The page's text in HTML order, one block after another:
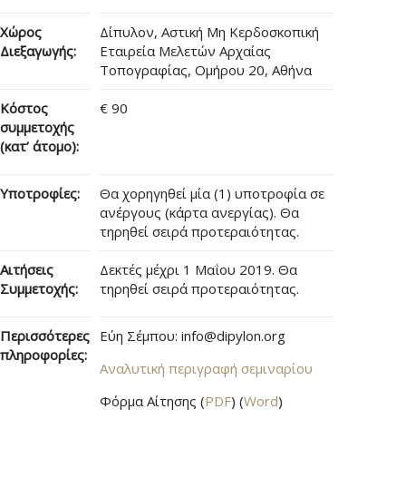
Χώρος
Διεξαγωγής:
Δίπυλον, Αστική Μη Κερδοσκοπική
Εταιρεία Μελετών Αρχαίας
Τοπογραφίας, Ομήρου 20, Αθήνα
Κόστος
συμμετοχής
(κατ’ άτομο):
€ 90
Υποτροφίες:
Θα χορηγηθεί μία (1) υποτροφία σε
ανέργους (κάρτα ανεργίας). Θα
τηρηθεί σειρά προτεραιότητας.
Αιτήσεις
Συμμετοχής:
Δεκτές μέχρι 1 Μαΐου 2019. Θα
τηρηθεί σειρά προτεραιότητας.
Περισσότερες
πληροφορίες:
Εύη Σέμπου: info@dipylon.org
Αναλυτική περιγραφή σεμιναρίου
Φόρμα Αίτησης (PDF) (Word)